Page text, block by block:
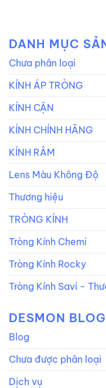
DANH MỤC
Chưa phân loại
KÍNH ÁP TRÒNG
KÍNH CẬN
KÍNH CHÍNH HÃNG
KÍNH RÂM
Lens Màu Không Độ
Thương hiệu
TRÒNG KÍNH
Tròng Kính Chemi
Tròng Kính Rocky
Tròng Kính Savi -
DESMON BLOG
Blog
Chưa được phân loại
Dịch vụ